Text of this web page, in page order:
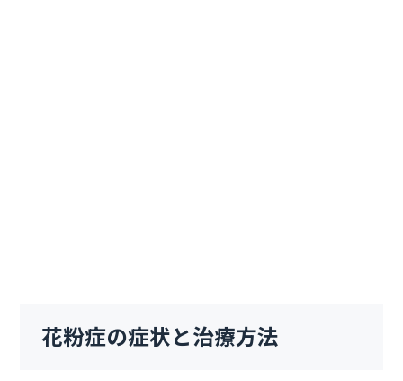
花粉症の症状と治療方法